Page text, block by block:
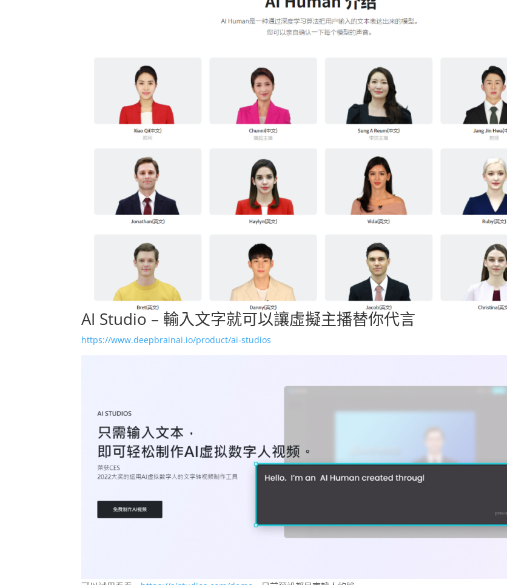
AI Studio – 輸入文字就可以讓虛擬主播替你代言
https://www.deepbrainai.io/product/ai-studios